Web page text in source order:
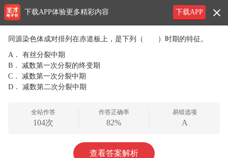
同源染色体成对排列在赤道板上，是下列（ ）时期的特征。
A．
有丝分裂中期
B．
减数第一次分裂的终变期
C．
减数第一次分裂中期
D．
减数第二次分裂中期
全站作答
104次
作答正确率
82%
易错选项
A
查看答案解析
下载APP
下载APP体验更多精彩内容